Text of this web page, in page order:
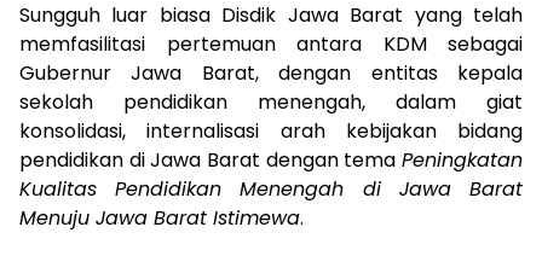
Sungguh luar biasa Disdik Jawa Barat yang telah
memfasilitasi pertemuan antara KDM sebagai
Gubernur Jawa Barat, dengan entitas kepala
sekolah pendidikan menengah, dalam giat
konsolidasi, internalisasi arah kebijakan bidang
pendidikan di Jawa Barat dengan tema Peningkatan
Kualitas Pendidikan Menengah di Jawa Barat
Menuju Jawa Barat Istimewa.